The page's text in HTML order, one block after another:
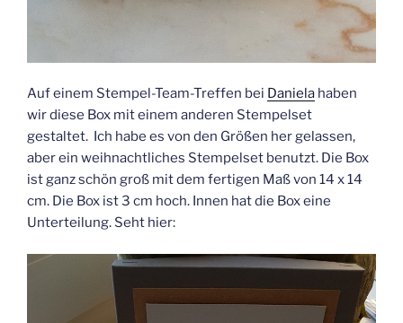
Auf einem Stempel-Team-Treffen bei Daniela haben
wir diese Box mit einem anderen Stempelset
gestaltet. Ich habe es von den Größen her gelassen,
aber ein weihnachtliches Stempelset benutzt. Die Box
ist ganz schön groß mit dem fertigen Maß von 14 x 14
cm. Die Box ist 3 cm hoch. Innen hat die Box eine
Unterteilung. Seht hier: